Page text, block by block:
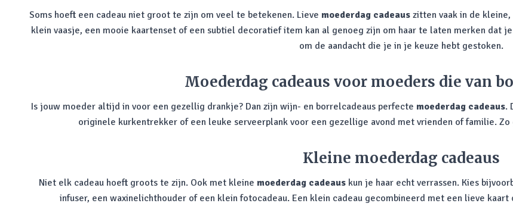
Soms hoeft een cadeau niet groot te zijn om veel te betekenen. Lieve moederdag cadeauszitten vaak in de kleine,
klein vaasje, een mooie kaartenset of een subtiel decoratief item kan al genoeg zijn om haar te laten merken dat
om de aandacht die je in je keuze hebt gestoken.
Moederdag cadeaus voor moeders die van
Is jouw moeder altijd in voor een gezellig drankje? Dan zijn wijn- en borrelcadeaus perfecte moederdag cadeaus.
originele kurkentrekker of een leuke serveerplank voor een gezellige avond met vrienden of familie.
Kleine moederdag cadeaus
Niet elk cadeau hoeft groots te zijn. Ook met kleine moederdag cadeauskun je haar echt verrassen. Kies
infuser, een waxinelichthouder of een klein fotocadeau. Een klein cadeau gecombineerd met een lieve